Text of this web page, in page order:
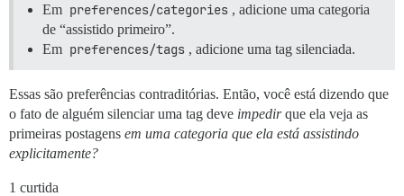
Em preferences/categories , adicione uma categoria
de “assistido primeiro”.
Em preferences/tags , adicione uma tag silenciada.
Essas são preferências contraditórias. Então, você está dizendo que
o fato de alguém silenciar uma tag deve impedirque ela veja as
primeiras postagens em uma categoria que ela está assistindo
explicitamente?
1 curtida